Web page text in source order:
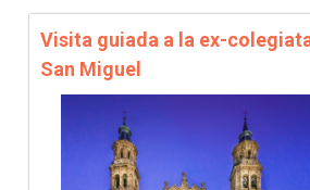
Visita guiada a la ex-
San Miguel